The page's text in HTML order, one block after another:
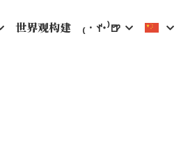
世界观构建 ₍‧ꀈ˙⁾🍺